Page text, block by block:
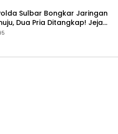
Sulbar Bongkar Jaringan
Dua Pria Ditangkap! Jejak